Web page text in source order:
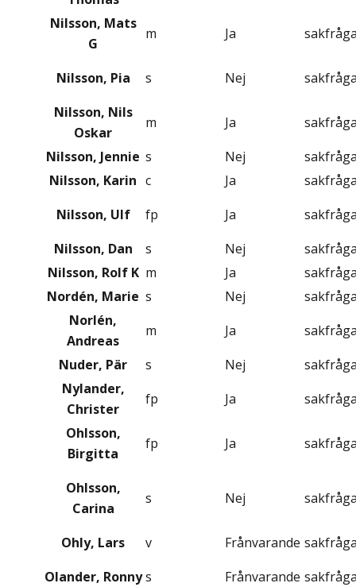
Nilsson, Mats
G
m Ja
Nilsson, Pia s Nej
Nilsson, Nils
Oskar
m Ja
Nilsson, Jennie s Nej
Nilsson, Karin c Ja
Nilsson, Ulf
fp Ja
Nilsson, Dan
s Nej
Nilsson, Rolf K m Ja
Nordén, Marie s Nej
Norlén,
Andreas
m Ja
Nuder, Pär
s Nej
Nylander,
Christer
fp Ja
Ohlsson,
Birgitta
fp Ja
Ohlsson,
Carina
s Nej
Ohly, Lars v Frånvarande
Olander, Ronny s Frånvarande